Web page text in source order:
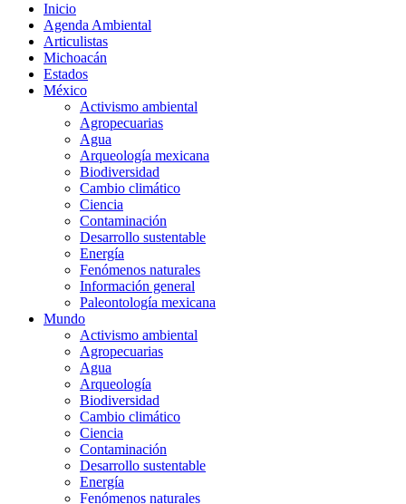
Inicio
Agenda Ambiental
Articulistas
Michoacán
Estados
México
Activismo ambiental
Agropecuarias
Agua
Arqueología mexicana
Biodiversidad
Cambio climático
Ciencia
Contaminación
Desarrollo sustentable
Energía
Fenómenos naturales
Información general
Paleontología mexicana
Mundo
Activismo ambiental
Agropecuarias
Agua
Arqueología
Biodiversidad
Cambio climático
Ciencia
Contaminación
Desarrollo sustentable
Energía
Fenómenos naturales